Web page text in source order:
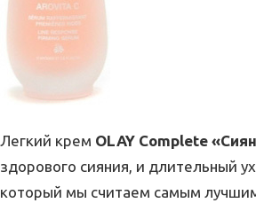
Легкий крем OLAY Complete
здорового сияния, и длительный
который мы считаем самым